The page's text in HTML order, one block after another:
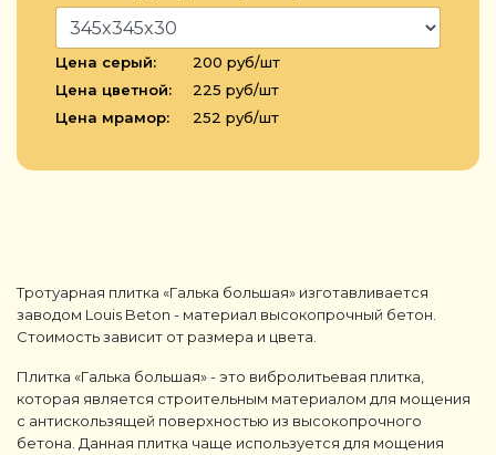
Цена серый:
200 руб/шт
Цена цветной:
225 руб/шт
Цена мрамор:
252 руб/шт
Тротуарная плитка «Галька большая» изготавливается
заводом Louis Beton - материал высокопрочный бетон.
Стоимость зависит от размера и цвета.
Плитка «Галька большая» - это вибролитьевая плитка,
которая является строительным материалом для мощения
с антискользящей поверхностью из высокопрочного
бетона. Данная плитка чаще используется для мощения